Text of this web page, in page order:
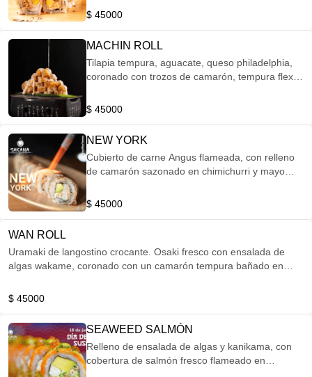
$ 45000
MACHIN ROLL
Tilapia tempura, aguacate, queso philadelphia,
coronado con trozos de camarón, tempura flex y
$ 45000
NEW YORK
Cubierto de carne Angus flameada, con relleno
de camarón sazonado en chimichurri y mayo
$ 45000
WAN ROLL
Uramaki de langostino crocante. Osaki fresco con ensalada de
algas wakame, coronado con un camarón tempura bañado en
$ 45000
SEAWEED SALMÓN
Relleno de ensalada de algas y kanikama, con
cobertura de salmón fresco flameado en